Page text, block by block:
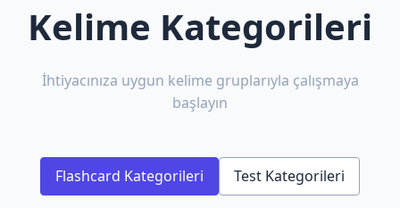
Kelime Kategorileri
İhtiyacınıza uygun kelime gruplarıyla çalışmaya
başlayın
Flashcard Kategorileri Test Kategorileri